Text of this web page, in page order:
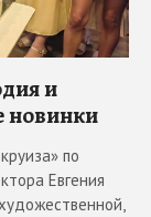
и
новинки
по
Евгения